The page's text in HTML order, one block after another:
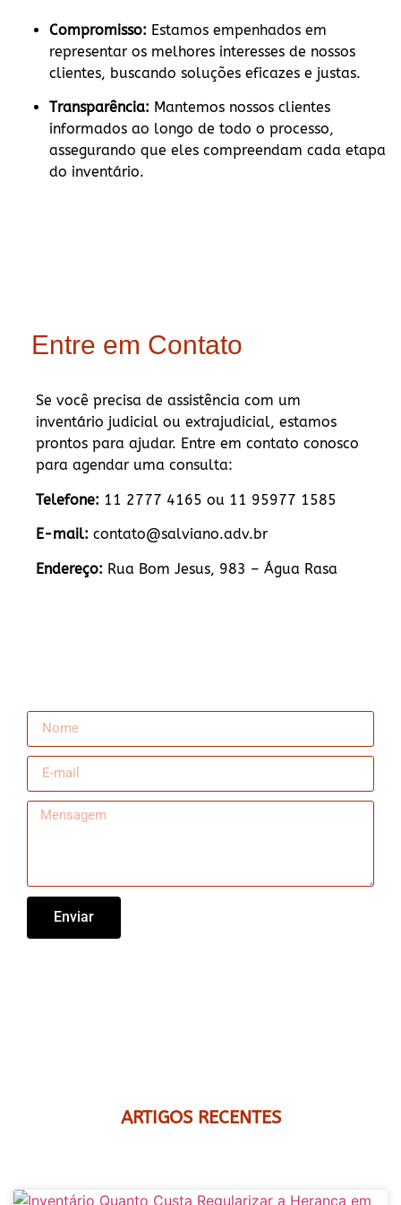
Compromisso: Estamos empenhados em
representar os melhores interesses de nossos
clientes, buscando soluções eficazes e justas.
Transparência: Mantemos nossos clientes
informados ao longo de todo o processo,
assegurando que eles compreendam cada etapa
do inventário.
Entre em Contato
Se você precisa de assistência com um
inventário judicial ou extrajudicial, estamos
prontos para ajudar. Entre em contato conosco
para agendar uma consulta:
Telefone: 11 2777 4165 ou 11 95977 1585
E-mail: contato@salviano.adv.br
Endereço: Rua Bom Jesus, 983 – Água Rasa
Enviar
ARTIGOS RECENTES